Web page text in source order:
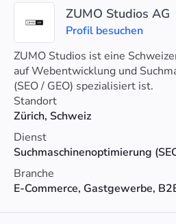
ZUMO Studios AG
Profil besuchen
ZUMO Studios ist eine
auf Webentwicklung und
(SEO / GEO) spezialisiert ist.
Standort
Zürich, Schweiz
Dienst
Branche
E-Commerce, Gastgewerbe,